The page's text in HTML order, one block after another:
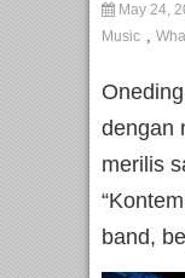
May 24,
Music ,
dengan
merilis
band,